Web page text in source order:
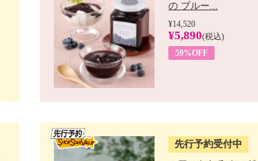
の ブルー...
¥14,520
¥5,890(税込)
59%OFF
先行予約受付中